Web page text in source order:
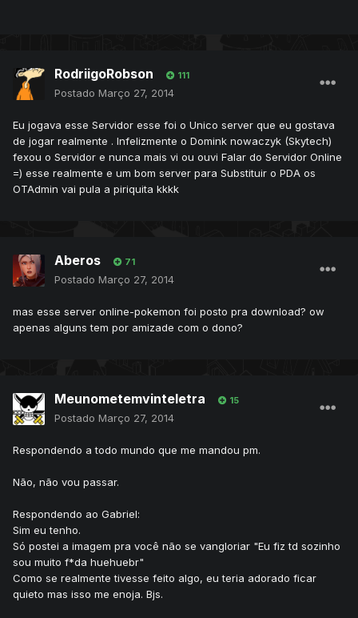
RodriigoRobson 111
Postado Março 27, 2014
Eu jogava esse Servidor esse foi o Unico server que eu gostava
de jogar realmente . Infelizmente o Domink nowaczyk (Skytech)
fexou o Servidor e nunca mais vi ou ouvi Falar do Servidor Online
=) esse realmente e um bom server para Substituir o PDA os
OTAdmin vai pula a piriquita kkkk
Aberos 71
Postado Março 27, 2014
mas esse server online-pokemon foi posto pra download? ow
apenas alguns tem por amizade com o dono?
Meunometemvinteletra 15
Postado Março 27, 2014
Respondendo a todo mundo que me mandou pm.
Não, não vou passar.
Respondendo ao Gabriel:
Sim eu tenho.
Só postei a imagem pra você não se vangloriar "Eu fiz td sozinho
sou muito f*da huehuebr"
Como se realmente tivesse feito algo, eu teria adorado ficar
quieto mas isso me enoja. Bjs.